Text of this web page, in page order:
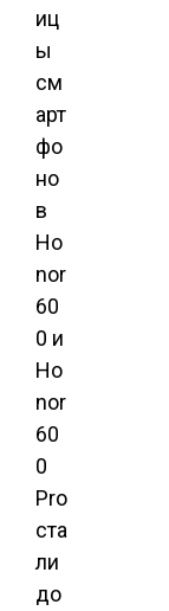
иц
ы
см
арт
фо
но
в
Ho
nor
60
0 и
Ho
nor
60
0
Pro
ста
ли
до